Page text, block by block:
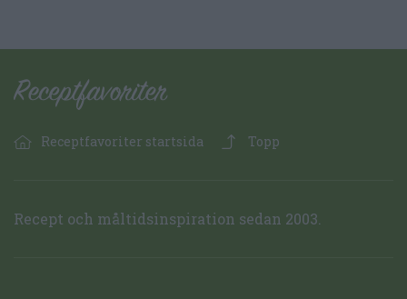
Receptfavoriter startsida Topp
Recept och måltidsinspiration sedan 2003.